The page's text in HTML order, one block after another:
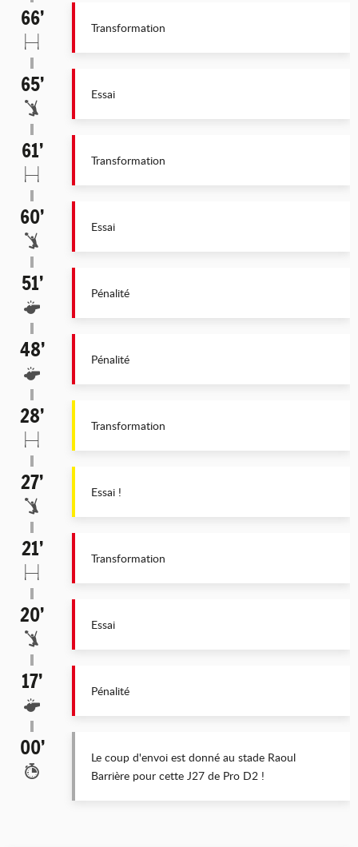
66’ Transformation
65’ Essai
61’ Transformation
60’ Essai
51’ Pénalité
48’ Pénalité
28’ Transformation
27’ Essai !
21’ Transformation
20’ Essai
17’ Pénalité
00’
Le coup d'envoi est donné au stade Raoul
Barrière pour cette J27 de Pro D2 !